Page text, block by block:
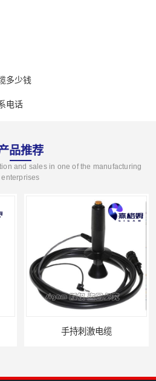
多少钱
电话
品推荐
and sales in one of the manufacturing
enterprises
手持刺激电缆